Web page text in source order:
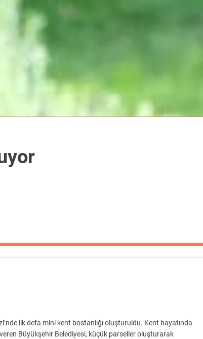
ilk defa mini kent bostanlığı oluşturuldu. Kent hayatında
Büyükşehir Belediyesi, küçük parseller oluşturarak